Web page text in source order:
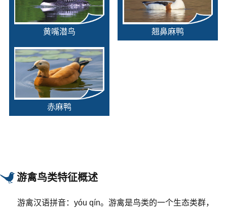
黄嘴潜鸟 翘鼻麻鸭
赤麻鸭
游禽鸟类特征概述
游禽汉语拼音：yóu qín。游禽是鸟类的一个生态类群，